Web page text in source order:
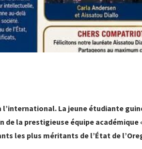
La jeune étudiante
la prestigieuse équipe académique
les plus méritants de l’État de